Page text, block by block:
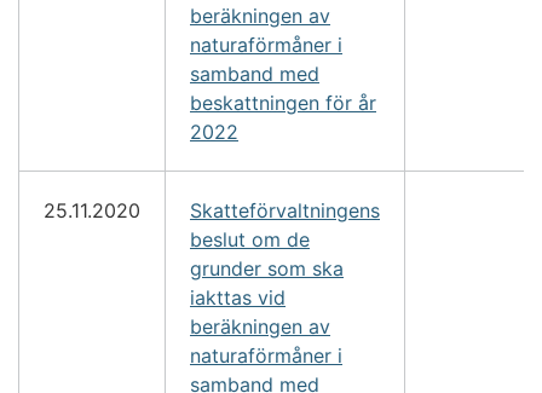
beräkningen av
naturaförmåner i
samband med
beskattningen för år
2022
25.11.2020
Skatteförvaltningens
beslut om de
grunder som ska
iakttas vid
beräkningen av
naturaförmåner i
samband med